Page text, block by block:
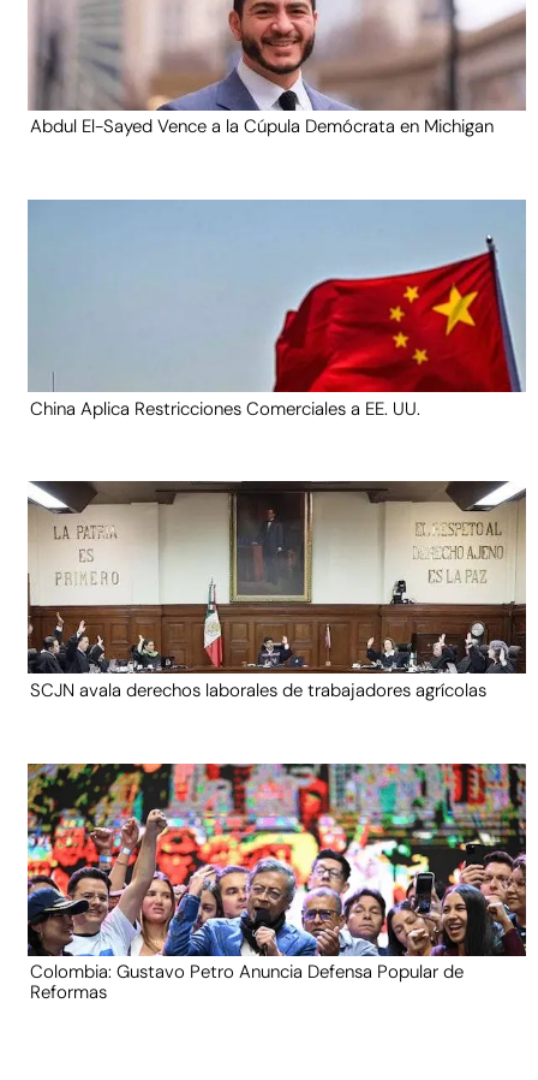
Abdul El-Sayed Vence a la Cúpula Demócrata en Michigan
China Aplica Restricciones Comerciales a EE. UU.
SCJN avala derechos laborales de trabajadores agrícolas
Colombia: Gustavo Petro Anuncia Defensa Popular de
Reformas